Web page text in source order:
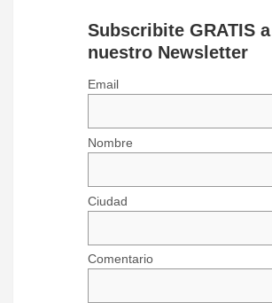
Subscribite GRATIS a
nuestro Newsletter
Email
Nombre
Ciudad
Comentario